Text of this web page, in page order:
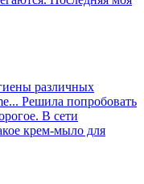
различных
Решила попробовать
В сети
крем-мыло для